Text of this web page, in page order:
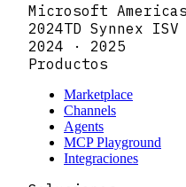
Microsoft
2024TD Synnex
2024 · 2025
Productos
Marketplace
Channels
Agents
MCP Playground
Integraciones